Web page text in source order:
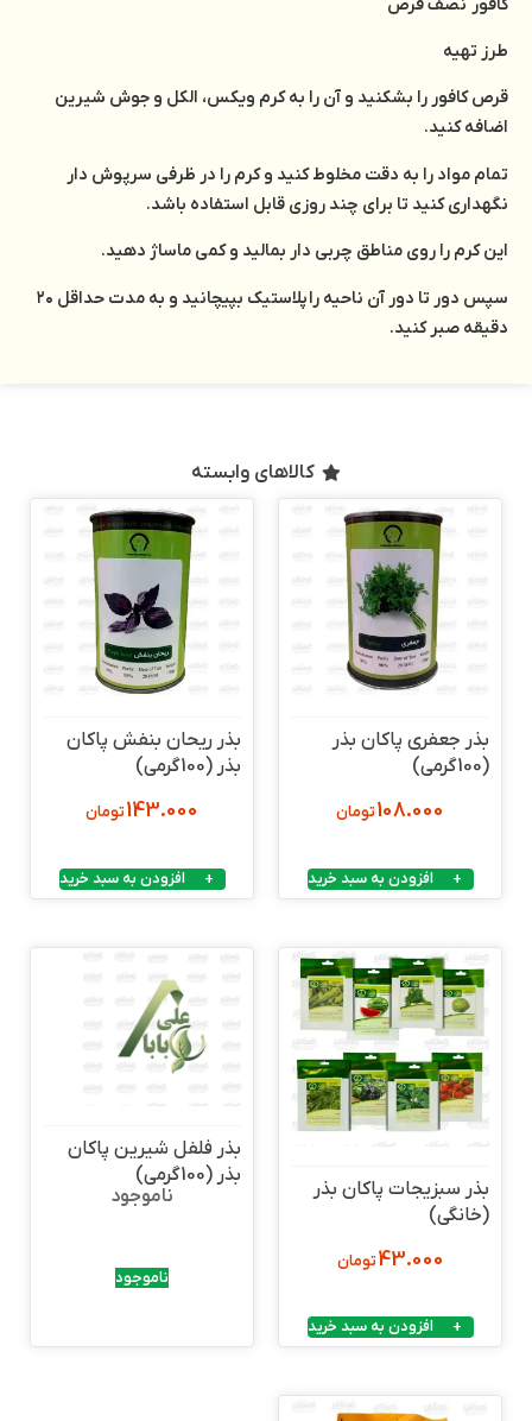
کافور نصف قرص
طرز تهیه
قرص کافور را بشکنید و آن را به کرم ویکس، الکل و جوش شیرین
اضافه کنید.
تمام مواد را به دقت مخلوط کنید و کرم را در ظرفی سرپوش دار
نگهداری کنید تا برای چند روزی قابل استفاده باشد.
این کرم را روی مناطق چربی دار بمالید و کمی ماساژ دهید.
سپس دور تا دور آن ناحیه را پلاستیک بپیچانید و به مدت حداقل ۲۰
دقیقه صبر کنید.
کالاهای وابسته
بذر جعفری پاکان بذر
(100گرمی)
108.000تومان
افزودن به سبد خرید
بذر ریحان بنفش پاکان
بذر (100گرمی)
143.000تومان
افزودن به سبد خرید
بذر سبزیجات پاکان بذر
(خانگی)
43.000تومان
افزودن به سبد خرید
بذر فلفل شیرین پاکان
بذر (100گرمی)
ناموجود
ناموجود